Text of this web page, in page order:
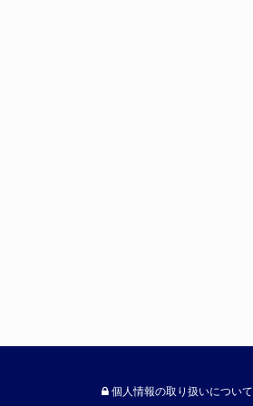
個人情報の取り扱いについて